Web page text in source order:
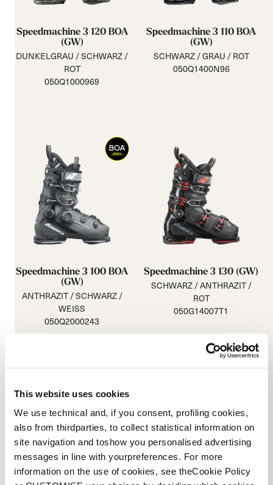
This website uses cookies
We use technical and, if you consent, profiling cookies,
also from thirdparties, to collect statistical information on
site navigation and toshow you personalised advertising
messages in line with yourpreferences. For more
information on the use of cookies, see theCookie Policy
Speedmachine 3 120 BOA
(GW)
DUNKELGRAU / SCHWARZ /
ROT
050Q1000969
Speedmachine 3 110 BOA
(GW)
SCHWARZ / GRAU / ROT
050Q1400N96
Speedmachine 3 100 BOA
(GW)
ANTHRAZIT / SCHWARZ /
WEISS
050Q2000243
Speedmachine 3 130 (GW)
SCHWARZ / ANTHRAZIT /
ROT
050G14007T1